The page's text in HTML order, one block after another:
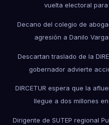
vuelta electoral
Decano del colegio de
agresión a Danilo
Descartan traslado de la
gobernador advierte
DIRCETUR espera que la
llegue a dos millones
Dirigente de SUTEP regional